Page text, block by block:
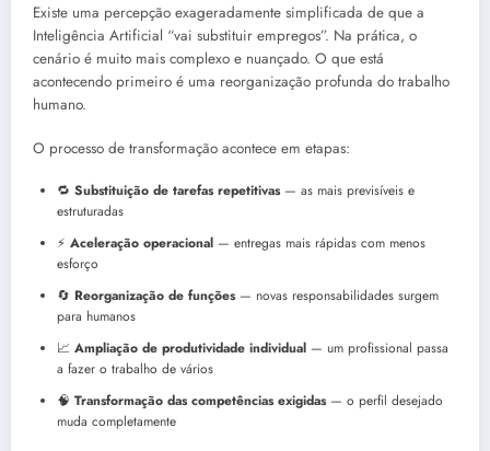
Existe uma percepção exageradamente simplificada de que a
Inteligência Artificial “vai substituir empregos”. Na prática, o
cenário é muito mais complexo e nuançado. O que está
acontecendo primeiro é uma reorganização profunda do trabalho
humano.
O processo de transformação acontece em etapas:
🔁 Substituição de tarefas repetitivas— as mais previsíveis e
estruturadas
⚡ Aceleração operacional — entregas mais rápidas com menos
esforço
🔄 Reorganização de funções— novas responsabilidades surgem
para humanos
📈 Ampliação de produtividade individual — um profissional passa
a fazer o trabalho de vários
🧠 Transformação das competências exigidas— o perfil desejado
muda completamente